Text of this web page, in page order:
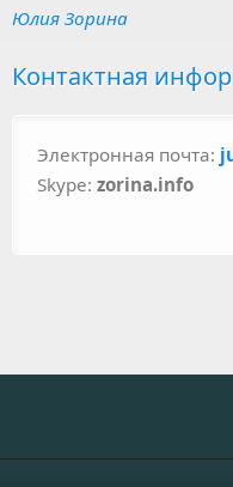
Юлия Зорина
Контактная
Электронная почта:
Skype: zorina.info